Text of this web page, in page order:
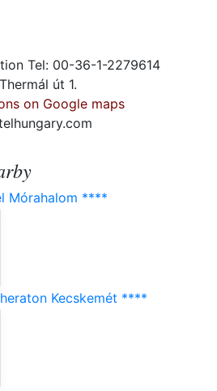
Tel: 00-36-1-2279614
út 1.
on Google maps
Mórahalom ****
Kecskemét ****